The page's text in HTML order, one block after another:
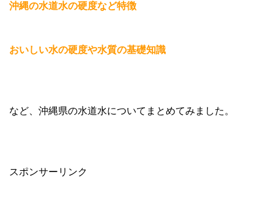
沖縄の水道水の硬度など特徴
おいしい水の硬度や水質の基礎知識
など、沖縄県の水道水についてまとめてみました。
スポンサーリンク